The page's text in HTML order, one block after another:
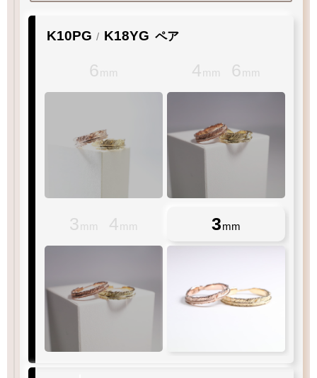
K10PG / K18YG ペア
6 mm 4mm 6 mm
3 mm 4mm 3mm